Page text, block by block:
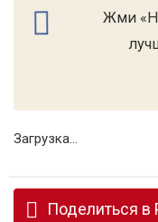
Жми
Загрузка...
Поделиться в